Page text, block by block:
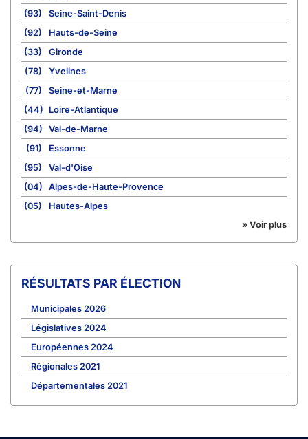
(93)
Seine-Saint-Denis
(92)
Hauts-de-Seine
(33)
Gironde
(78)
Yvelines
(77)
Seine-et-Marne
(44)
Loire-Atlantique
(94)
Val-de-Marne
(91)
Essonne
(95)
Val-d'Oise
(04)
Alpes-de-Haute-Provence
(05)
Hautes-Alpes
» Voir plus
RÉSULTATS PAR ÉLECTION
Municipales 2026
Législatives 2024
Européennes 2024
Régionales 2021
Départementales 2021